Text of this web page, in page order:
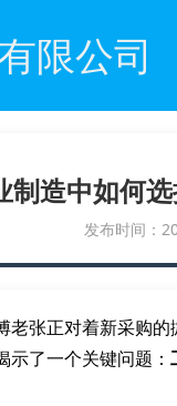
限公司
制造中如何
发布时间：
老张正对着新采购
了一个关键问题：